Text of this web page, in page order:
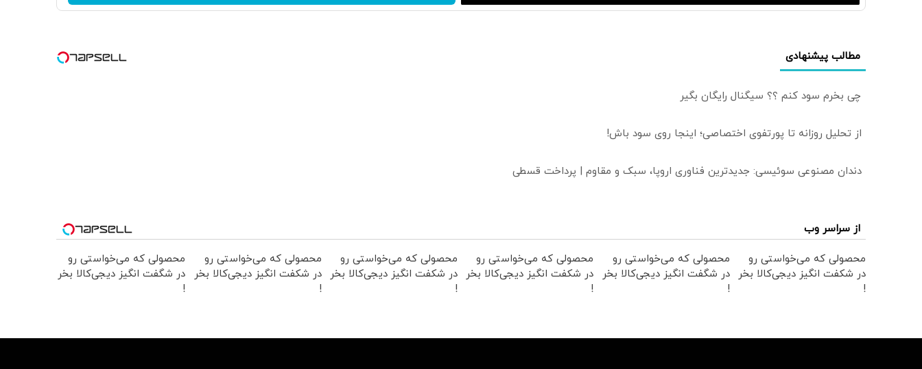
مطالب پیشنهادی
چی بخرم سود کنم ؟؟ سیگنال رایگان بگیر
از تحلیل روزانه تا پورتفوی اختصاصی؛ اینجا روی سود باش!
دندان مصنوعی سوئیسی: جدیدترین فناوری اروپا، سبک و مقاوم | پرداخت قسطی
از سراسر وب
محصولی که می‌خواستی رو
در شکفت انگیز دیجی‌کالا بخر
!
محصولی که می‌خواستی رو
در شگفت انگیز دیجی‌کالا بخر
!
محصولی که می‌خواستی رو
در شکفت انگیز دیجی‌کالا بخر
!
محصولی که می‌خواستی رو
در شکفت انگیز دیجی‌کالا بخر
!
محصولی که می‌خواستی رو
در شکفت انگیز دیجی‌کالا بخر
!
محصولی که می‌خواستی رو
در شگفت انگیز دیجی‌کالا بخر
!